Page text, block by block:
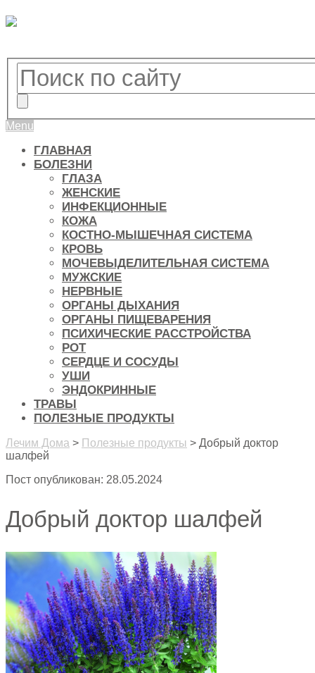
Menu
ГЛАВНАЯ
БОЛЕЗНИ
ГЛАЗА
ЖЕНСКИЕ
ИНФЕКЦИОННЫЕ
КОЖА
КОСТНО-МЫШЕЧНАЯ СИСТЕМА
КРОВЬ
МОЧЕВЫДЕЛИТЕЛЬНАЯ СИСТЕМА
МУЖСКИЕ
НЕРВНЫЕ
ОРГАНЫ ДЫХАНИЯ
ОРГАНЫ ПИЩЕВАРЕНИЯ
ПСИХИЧЕСКИЕ РАССТРОЙСТВА
РОТ
СЕРДЦЕ И СОСУДЫ
УШИ
ЭНДОКРИННЫЕ
ТРАВЫ
ПОЛЕЗНЫЕ ПРОДУКТЫ
Лечим Дома > Полезные продукты > Добрый доктор
шалфей
Пост опубликован: 28.05.2024
Добрый доктор шалфей